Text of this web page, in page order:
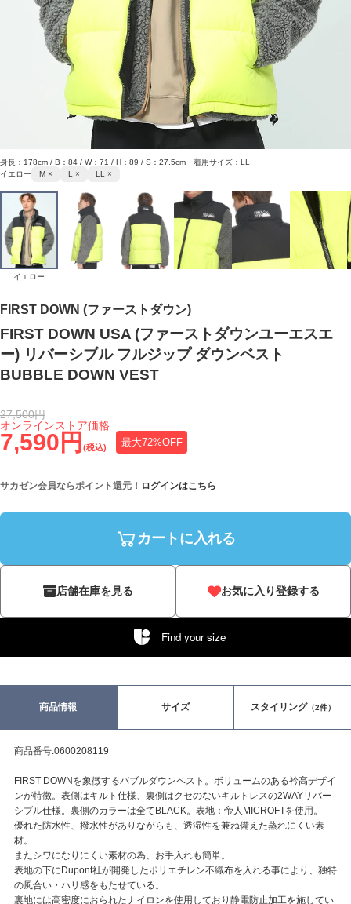
FIRST DOWN (ファーストダウン)
FIRST DOWN USA (ファーストダウンユーエスエ
ー) リバーシブル フルジップ ダウンベスト
BUBBLE DOWN VEST
7,590円 (税込) 最大72%OFF
オンラインストア価格
27,500円
サカゼン会員ならポイント還元！ ログインはこちら
カートに入れる
店舗在庫を見る お気に入り登録する
Find your size
身長：178cm / B：84 / W：71 / H：89 / S：27.5cm 着用サイズ：LL
イエロー
M × L × LL ×
イエロー
商品情報 サイズ スタイリング（2件）
商品番号:0600208119
FIRST DOWNを象徴するバブルダウンベスト。ボリュームのある衿高デザイ
ンが特徴。表側はキルト仕様、裏側はクセのないキルトレスの2WAYリバー
シブル仕様。裏側のカラーは全てBLACK。表地：帝人MICROFTを使用。
優れた防水性、撥水性がありながらも、透湿性を兼ね備えた蒸れにくい素
材。
またシワになりにくい素材の為、お手入れも簡単。
表地の下にDupont社が開発したポリエチレン不織布を入れる事により、独特
の風合い・ハリ感をもたせている。
裏地には高密度におられたナイロンを使用しており静電防止加工を施してい